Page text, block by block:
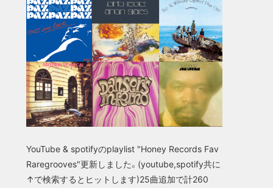
YouTube & spotifyのplaylist "Honey Records Fav
Raregrooves"更新しました。(youtube,spotify共に
↑で検索するとヒットします)25曲追加で計260